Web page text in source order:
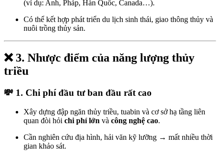
(ví dụ: Anh, Pháp, Hàn Quốc, Canada…).
Có thể kết hợp phát triển du lịch sinh thái, giao thông thủy và
nuôi trồng thủy sản.
❌ 3. Nhược điểm của năng lượng thủy
triều
💸 1. Chi phí đầu tư ban đầu rất cao
Xây dựng đập ngăn thủy triều, tuabin và cơ sở hạ tầng liên
quan đòi hỏi chi phí lớn và công nghệ cao.
Cần nghiên cứu địa hình, hải văn kỹ lưỡng → mất nhiều thời
gian khảo sát.